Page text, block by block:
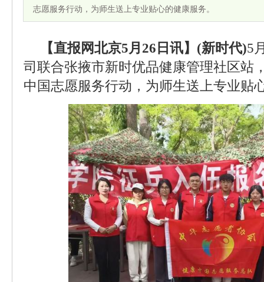
志愿服务行动，为师生送上专业贴心的健康服务。
【直报网北京5月26日讯】(新时代)5
司联合张掖市新时优品健康管理社区站
中国志愿服务行动，为师生送上专业贴